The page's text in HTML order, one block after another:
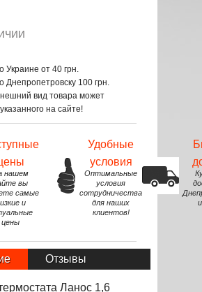
Украине от 40 грн.
Днепропетровску 100 грн.
вид товара может
на сайте!
нашем
вы
самые
и
цены
Удобные
условия
Оптимальные
условия
сотрудничества
для наших
клиентов!
Отзывы
Ланос 1,6